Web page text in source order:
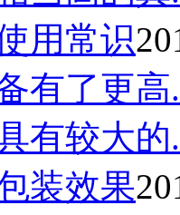
用常识
有了更高
有较大的
装效果